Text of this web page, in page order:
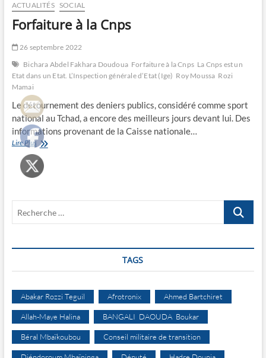
ACTUALITÉS SOCIAL
Forfaiture à la Cnps
26 septembre 2022
Bichara Abdel Fakhara Doudoua Forfaiture à la Cnps La Cnps est un
Etat dans un Etat. L’Inspection générale d’Etat (Ige) Roy Moussa Rozi
Mamai
Le détournement des deniers publics, considéré comme sport
national au Tchad, a encore des meilleurs jours devant lui. Des
informations provenant de la Caisse nationale…
Lire PlusForfaiture
à
la
Cnps
Recherche
TAGS
Abakar Rozzi Teguil Afrotronix Ahmed Bartchiret
Allah-Maye Halina BANGALI DAOUDA Boukar
Béral Mbaïkoubou Conseil militaire de transition